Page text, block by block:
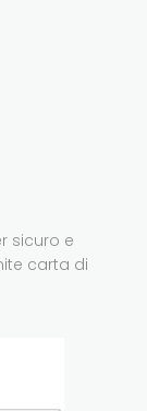
sicuro e
carta di